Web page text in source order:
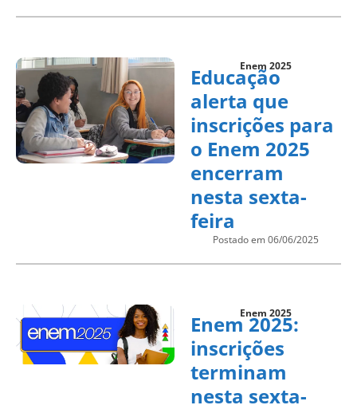
Enem 2025
Educação
alerta que
inscrições para
o Enem 2025
encerram
nesta sexta-
feira
Postado em 06/06/2025
Enem 2025
Enem 2025:
inscrições
terminam
nesta sexta-